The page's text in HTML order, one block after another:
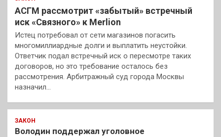
АСГМ рассмотрит «забытый» встречный
иск «Связного» к Merlion
Истец потребовал от сети магазинов погасить
многомиллиардные долги и выплатить неустойки.
Ответчик подал встречный иск о пересмотре таких
договоров, но это требование осталось без
рассмотрения. Арбитражный суд города Москвы
назначил…
ЗАКОН
Володин поддержал уголовное